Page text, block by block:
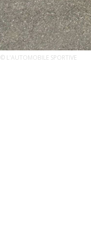
© L'AUTOMOBILE SPORTIVE